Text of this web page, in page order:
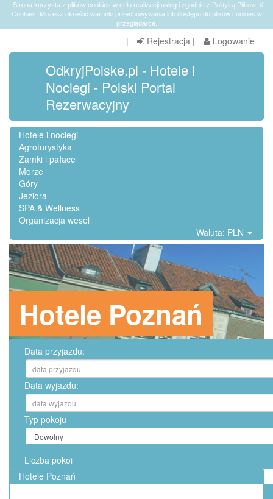
X
Strona korzysta z plików cookies w celu realizacji usług i zgodnie z Polityką Plików
Cookies . Możesz określić warunki przechowywania lub dostępu do plików cookies w
przeglądarce.
| Rejestracja | Logowanie
OdkryjPolske.pl - Hotele i
Noclegi - Polski Portal
Rezerwacyjny
Hotele i noclegi
Agroturystyka
Zamki i pałace
Morze
Góry
Jeziora
SPA & Wellness
Organizacja wesel
Waluta: PLN
Hotele Poznań
Data przyjazdu:
Data wyjazdu:
Typ pokoju
Liczba pokoi
Hotele Poznań